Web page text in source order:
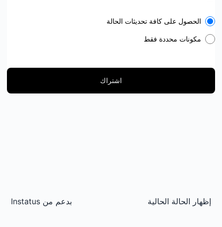
Select the components you want to receive updates for
الحصول على كافة تحديثات الحالة
مكونات محددة فقط
اشتراك
إظهار الحالة الحالية بدعم من